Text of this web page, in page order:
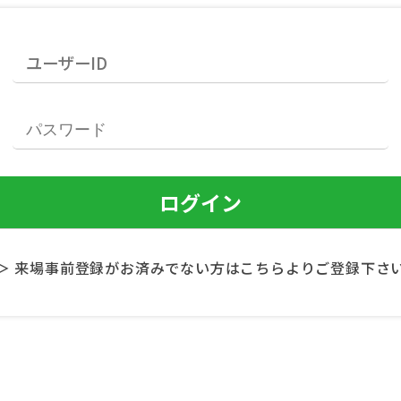
来場事前登録がお済みでない方はこちらよりご登録下さ